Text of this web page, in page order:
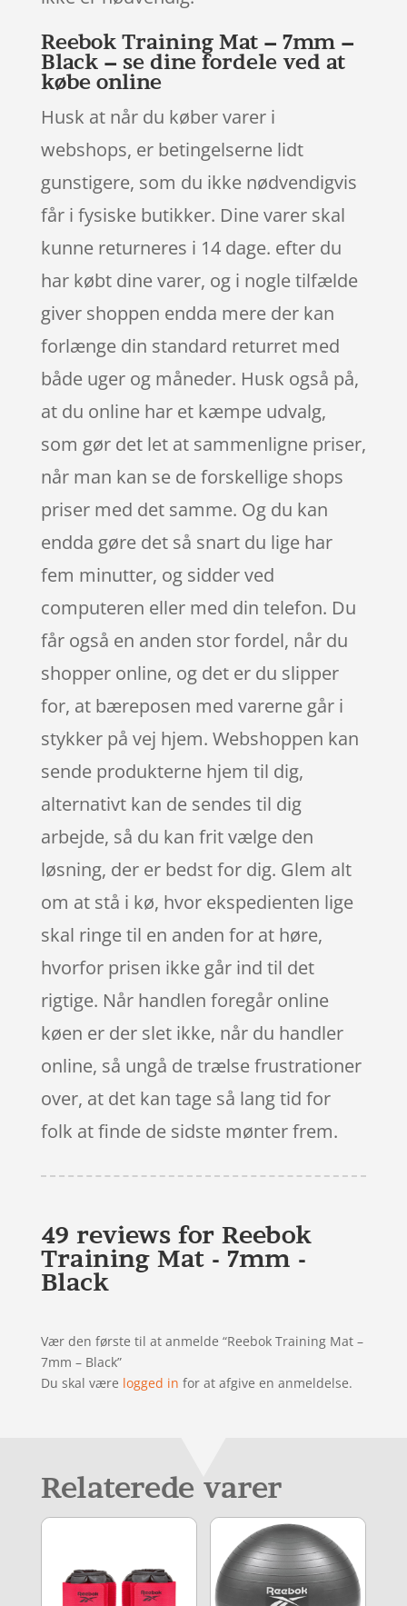
Reebok Training Mat – 7mm –
Black – se dine fordele ved at
købe online
Husk at når du køber varer i
webshops, er betingelserne lidt
gunstigere, som du ikke nødvendigvis
får i fysiske butikker. Dine varer skal
kunne returneres i 14 dage. efter du
har købt dine varer, og i nogle tilfælde
giver shoppen endda mere der kan
forlænge din standard returret med
både uger og måneder. Husk også på,
at du online har et kæmpe udvalg,
som gør det let at sammenligne priser,
når man kan se de forskellige shops
priser med det samme. Og du kan
endda gøre det så snart du lige har
fem minutter, og sidder ved
computeren eller med din telefon. Du
får også en anden stor fordel, når du
shopper online, og det er du slipper
for, at bæreposen med varerne går i
stykker på vej hjem. Webshoppen kan
sende produkterne hjem til dig,
alternativt kan de sendes til dig
arbejde, så du kan frit vælge den
løsning, der er bedst for dig. Glem alt
om at stå i kø, hvor ekspedienten lige
skal ringe til en anden for at høre,
hvorfor prisen ikke går ind til det
rigtige. Når handlen foregår online
køen er der slet ikke, når du handler
online, så ungå de trælse frustrationer
over, at det kan tage så lang tid for
folk at finde de sidste mønter frem.
49 reviews for Reebok
Training Mat - 7mm -
Black
Vær den første til at anmelde “Reebok Training Mat –
7mm – Black”
Du skal være logged in for at afgive en anmeldelse.
Relaterede varer